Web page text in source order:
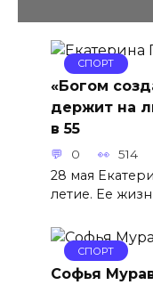
СПОРТ
«Богом
держит на
в 55
0 514
28 мая
летие. Ее
СПОРТ
Софья